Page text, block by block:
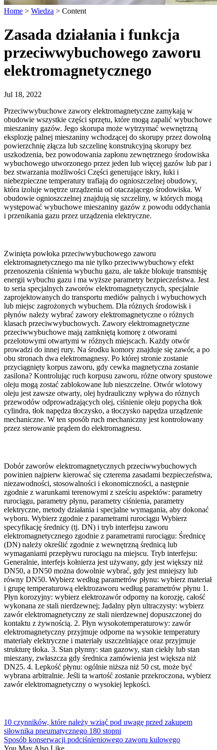
Home > Wiedza > Content
Zasada działania i funkcja
przeciwwybuchowego zaworu
elektromagnetycznego
Jul 18, 2022
Przeciwwybuchowe zawory elektromagnetyczne zamykają w
obudowie wszystkie części sprzętu, które mogą zapalić wybuchowe
mieszaniny gazów. Jego skorupa może wytrzymać wewnętrzną
eksplozję palnej mieszaniny wchodzącej do skorupy przez dowolną
powierzchnię złącza lub szczelinę konstrukcyjną skorupy bez
uszkodzenia, bez powodowania zapłonu zewnętrznego środowiska
wybuchowego utworzonego przez jeden lub więcej gazów lub par i
bez stwarzania możliwości Części generujące iskry, łuki i
niebezpieczne temperatury trafiają do ognioszczelnej obudowy,
która izoluje wnętrze urządzenia od otaczającego środowiska. W
obudowie ognioszczelnej znajdują się szczeliny, w których mogą
występować wybuchowe mieszaniny gazów z powodu oddychania
i przenikania gazu przez urządzenia elektryczne.
Zwinięta powłoka przeciwwybuchowego zaworu
elektromagnetycznego ma nie tylko przeciwwybuchowy efekt
przenoszenia ciśnienia wybuchu gazu, ale także blokuje transmisję
energii wybuchu gazu i ma wyższe parametry bezpieczeństwa. Jest
to seria specjalnych zaworów elektromagnetycznych, specjalnie
zaprojektowanych do transportu mediów palnych i wybuchowych
lub miejsc zagrożonych wybuchem. Dla różnych środowisk i
płynów należy wybrać zawory elektromagnetyczne o różnych
klasach przeciwwybuchowych. Zawory elektromagnetyczne
przeciwwybuchowe mają zamkniętą komorę z otworami
przelotowymi otwartymi w różnych miejscach. Każdy otwór
prowadzi do innej rury. Na środku komory znajduje się zawór, a po
obu stronach dwa elektromagnesy. Po której stronie zostanie
przyciągnięty korpus zaworu, gdy cewka magnetyczna zostanie
zasilona? Kontrolując ruch korpusu zaworu, różne otwory spustowe
oleju mogą zostać zablokowane lub nieszczelne. Otwór wlotowy
oleju jest zawsze otwarty, olej hydrauliczny wpływa do różnych
przewodów odprowadzających olej, ciśnienie oleju popycha tłok
cylindra, tłok napędza tłoczysko, a tłoczysko napędza urządzenie
mechaniczne. W ten sposób ruch mechaniczny jest kontrolowany
przez sterowanie prądem do elektromagnesu.
Dobór zaworów elektromagnetycznych przeciwwybuchowych
powinien najpierw kierować się czterema zasadami bezpieczeństwa,
niezawodności, stosowalności i ekonomiczności, a następnie
zgodnie z warunkami terenowymi z sześciu aspektów: parametry
rurociągu, parametry płynu, parametry ciśnienia, parametry
elektryczne, metody działania i specjalne wymagania, aby dokonać
wyboru. Wybierz zgodnie z parametrami rurociągu Wybierz
specyfikację średnicy (tj. DN) i tryb interfejsu zaworu
elektromagnetycznego zgodnie z parametrami rurociągu: Średnicę
(DN) należy określić zgodnie z wewnętrzną średnicą lub
wymaganiami przepływu rurociągu na miejscu. Tryb interfejsu:
Generalnie, interfejs kołnierza jest używany, gdy jest większy niż
DN50, a DN50 można dowolnie wybrać, gdy jest mniejszy lub
równy DN50. Wybierz według parametrów płynu: wybierz materiał
i grupę temperaturową elektrozaworu według parametrów płynu 1.
Płyn korozyjny: wybierz elektrozawór odporny na korozję, całość
wykonana ze stali nierdzewnej; Jadalny płyn ultraczysty: wybierz
zawór elektromagnetyczny ze stali nierdzewnej dopuszczonej do
kontaktu z żywnością. 2. Płyn wysokotemperaturowy: zawór
elektromagnetyczny przyjmuje odporne na wysokie temperatury
materiały elektryczne i materiały uszczelniające oraz przyjmuje
strukturę tłoka. 3. Stan płynny: stan gazowy, stan ciekły lub stan
mieszany, zwłaszcza gdy średnica zamówienia jest większa niż
DN25. 4. Lepkość płynu: ogólnie niższa niż 50 cst, może być
wybrana arbitralnie. Jeśli ta wartość zostanie przekroczona, wybierz
zawór elektromagnetyczny o wysokiej lepkości.
10 czynników, które należy wziąć pod uwagę przed zakupem
siłownika pneumatycznego 180 stopni
Sposób konserwacji podciśnieniowego zaworu kulowego
You May Also Like